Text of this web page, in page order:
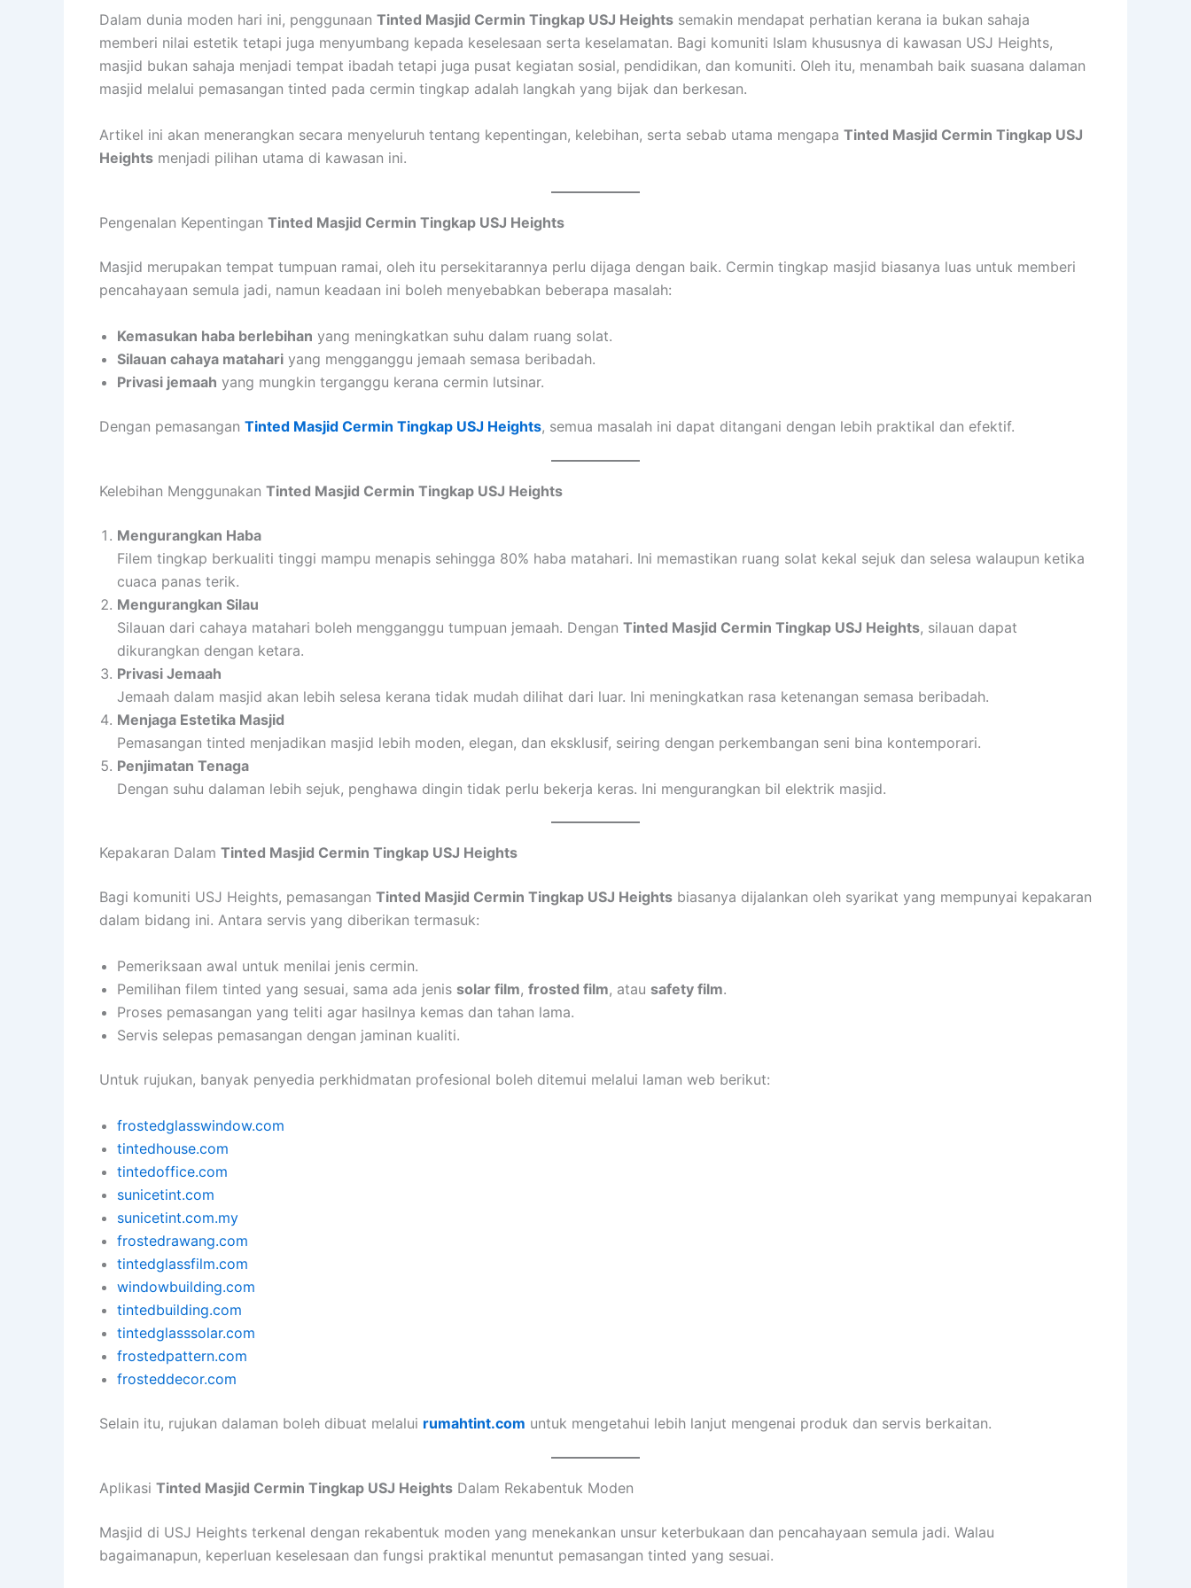
Dalam dunia moden hari ini, penggunaan Tinted Masjid Cermin Tingkap USJ Heights semakin mendapat perhatian kerana ia bukan sahaja
memberi nilai estetik tetapi juga menyumbang kepada keselesaan serta keselamatan. Bagi komuniti Islam khususnya di kawasan USJ Heights,
masjid bukan sahaja menjadi tempat ibadah tetapi juga pusat kegiatan sosial, pendidikan, dan komuniti. Oleh itu, menambah baik suasana dalaman
masjid melalui pemasangan tinted pada cermin tingkap adalah langkah yang bijak dan berkesan.
Artikel ini akan menerangkan secara menyeluruh tentang kepentingan, kelebihan, serta sebab utama mengapa Tinted Masjid Cermin Tingkap USJ
Heights menjadi pilihan utama di kawasan ini.
Pengenalan Kepentingan Tinted Masjid Cermin Tingkap USJ Heights
Masjid merupakan tempat tumpuan ramai, oleh itu persekitarannya perlu dijaga dengan baik. Cermin tingkap masjid biasanya luas untuk memberi
pencahayaan semula jadi, namun keadaan ini boleh menyebabkan beberapa masalah:
Kemasukan haba berlebihan yang meningkatkan suhu dalam ruang solat.
Silauan cahaya matahari yang mengganggu jemaah semasa beribadah.
Privasi jemaah yang mungkin terganggu kerana cermin lutsinar.
Dengan pemasangan Tinted Masjid Cermin Tingkap USJ Heights, semua masalah ini dapat ditangani dengan lebih praktikal dan efektif.
Kelebihan Menggunakan Tinted Masjid Cermin Tingkap USJ Heights
Mengurangkan Haba
Filem tingkap berkualiti tinggi mampu menapis sehingga 80% haba matahari. Ini memastikan ruang solat kekal sejuk dan selesa walaupun ketika
cuaca panas terik.
Mengurangkan Silau
Silauan dari cahaya matahari boleh mengganggu tumpuan jemaah. Dengan Tinted Masjid Cermin Tingkap USJ Heights, silauan dapat
dikurangkan dengan ketara.
Privasi Jemaah
Jemaah dalam masjid akan lebih selesa kerana tidak mudah dilihat dari luar. Ini meningkatkan rasa ketenangan semasa beribadah.
Menjaga Estetika Masjid
Pemasangan tinted menjadikan masjid lebih moden, elegan, dan eksklusif, seiring dengan perkembangan seni bina kontemporari.
Penjimatan Tenaga
Dengan suhu dalaman lebih sejuk, penghawa dingin tidak perlu bekerja keras. Ini mengurangkan bil elektrik masjid.
Kepakaran Dalam Tinted Masjid Cermin Tingkap USJ Heights
Bagi komuniti USJ Heights, pemasangan Tinted Masjid Cermin Tingkap USJ Heights biasanya dijalankan oleh syarikat yang mempunyai kepakaran
dalam bidang ini. Antara servis yang diberikan termasuk:
Pemeriksaan awal untuk menilai jenis cermin.
Pemilihan filem tinted yang sesuai, sama ada jenis solar film, frosted film, atau safety film.
Proses pemasangan yang teliti agar hasilnya kemas dan tahan lama.
Servis selepas pemasangan dengan jaminan kualiti.
Untuk rujukan, banyak penyedia perkhidmatan profesional boleh ditemui melalui laman web berikut:
frostedglasswindow.com
tintedhouse.com
tintedoffice.com
sunicetint.com
sunicetint.com.my
frostedrawang.com
tintedglassfilm.com
windowbuilding.com
tintedbuilding.com
tintedglasssolar.com
frostedpattern.com
frosteddecor.com
Selain itu, rujukan dalaman boleh dibuat melalui rumahtint.com untuk mengetahui lebih lanjut mengenai produk dan servis berkaitan.
Aplikasi Tinted Masjid Cermin Tingkap USJ Heights Dalam Rekabentuk Moden
Masjid di USJ Heights terkenal dengan rekabentuk moden yang menekankan unsur keterbukaan dan pencahayaan semula jadi. Walau
bagaimanapun, keperluan keselesaan dan fungsi praktikal menuntut pemasangan tinted yang sesuai.